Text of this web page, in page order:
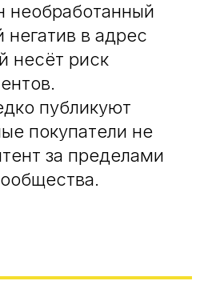
необработанный
негатив в адрес
несёт риск
публикуют
покупатели не
за пределами